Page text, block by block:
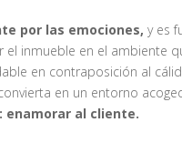
por las emociones, y es
inmueble en el ambiente
en contraposición al
en un entorno
enamorar al cliente.